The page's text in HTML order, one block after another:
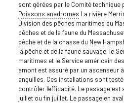
sont gérées par le Comité technique
Poissons anadromes La rivière
Division des pêches maritimes du
pêches et de la faune du
pêche et de la chasse du New
la pêche et de la faune sauvage, le
maritimes et le Service américain
amont est assuré par un ascenseur
anguilles. Ces installations sont
contrôler l'efficacité. Le passage est
juillet ou fin juillet. Le passage en